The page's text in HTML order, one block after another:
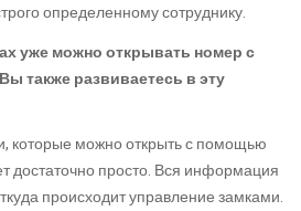
определенному сотруднику.
уже можно открывать номер с
также развиваетесь в эту
которые можно открыть с помощью
достаточно просто. Вся информация
происходит управление замками.